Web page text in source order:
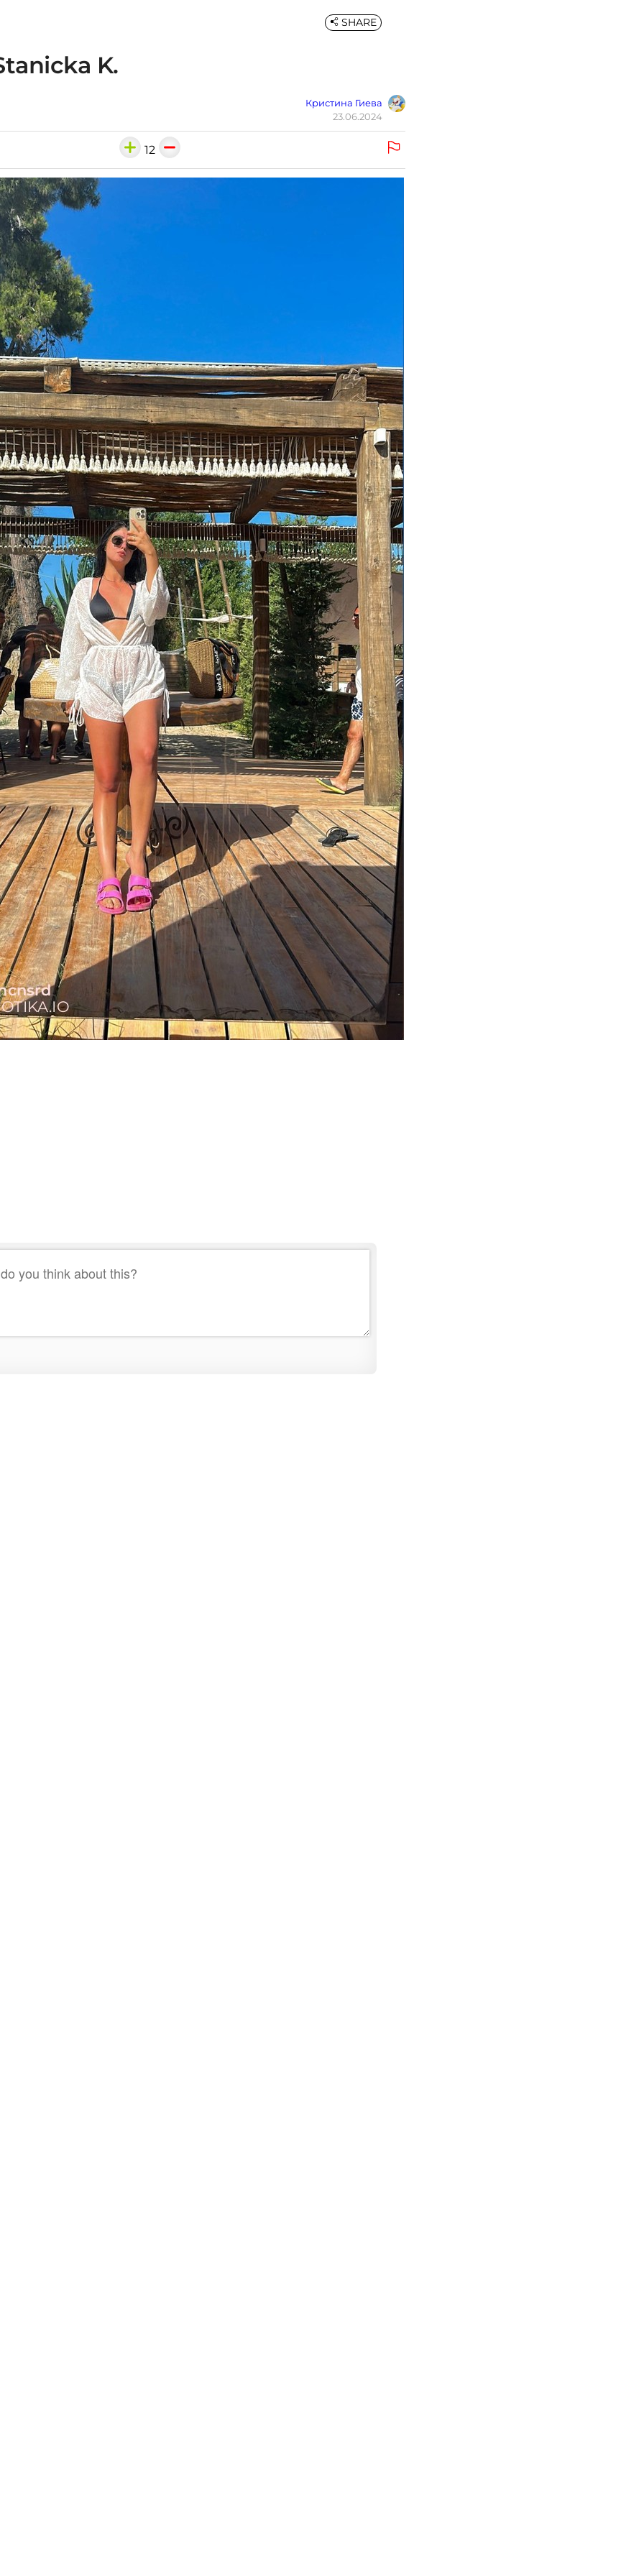
K.
Кристина Гиева
23.06.2024
SHARE
12